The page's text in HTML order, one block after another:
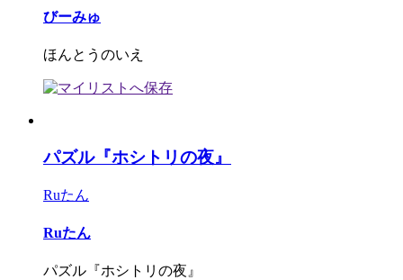
びーみゅ
ほんとうのいえ
パズル『ホシトリの夜』
Ruたん
Ruたん
パズル『ホシトリの夜』